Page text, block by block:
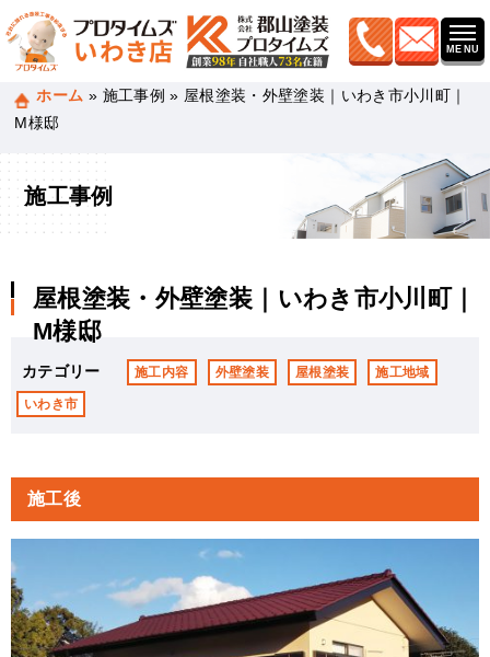
ホーム » 施工事例 » 屋根塗装・外壁塗装｜いわき市小川町｜
M様邸
施工事例
屋根塗装・外壁塗装｜いわき市小川町｜
M様邸
カテゴリー 施工内容 外壁塗装 屋根塗装 施工地域
いわき市
施工後